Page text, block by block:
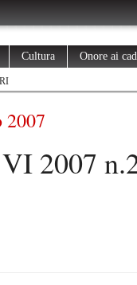
Cultura Onore ai
2007
2007